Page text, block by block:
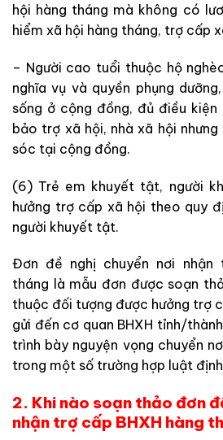
hội hàng tháng mà không có
hiểm xã hội hàng tháng, trợ cấp
– Người cao tuổi thuộc hộ
nghĩa vụ và quyền phụng
sống ở cộng đồng, đủ điều
bảo trợ xã hội, nhà xã hội
sóc tại cộng đồng.
(6) Trẻ em khuyết tật, người
hưởng trợ cấp xã hội theo quy
người khuyết tật.
Đơn đề nghị chuyển nơi nhận
tháng là mẫu đơn được soạn
thuộc đối tượng được hưởng trợ
gửi đến cơ quan BHXH tỉnh/
trình bày nguyện vọng chuyển
trong một số trường hợp luật
2. Khi nào soạn thảo đơn
nhận trợ cấp BHXH hàng